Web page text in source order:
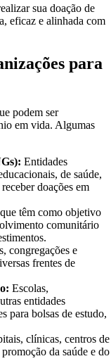
sua doação de
eficaz e alinhada com
para
podem ser
em vida. Algumas
Entidades
de saúde,
doações em
têm como objetivo
comunitário
congregações e
frentes de
Escolas,
entidades
para bolsas de estudo,
clínicas, centros de
da saúde e do